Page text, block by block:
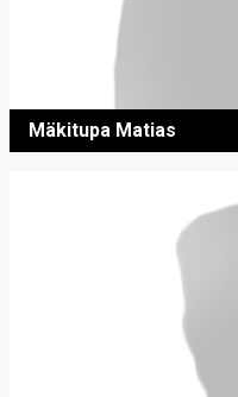
Mäkitupa Matias